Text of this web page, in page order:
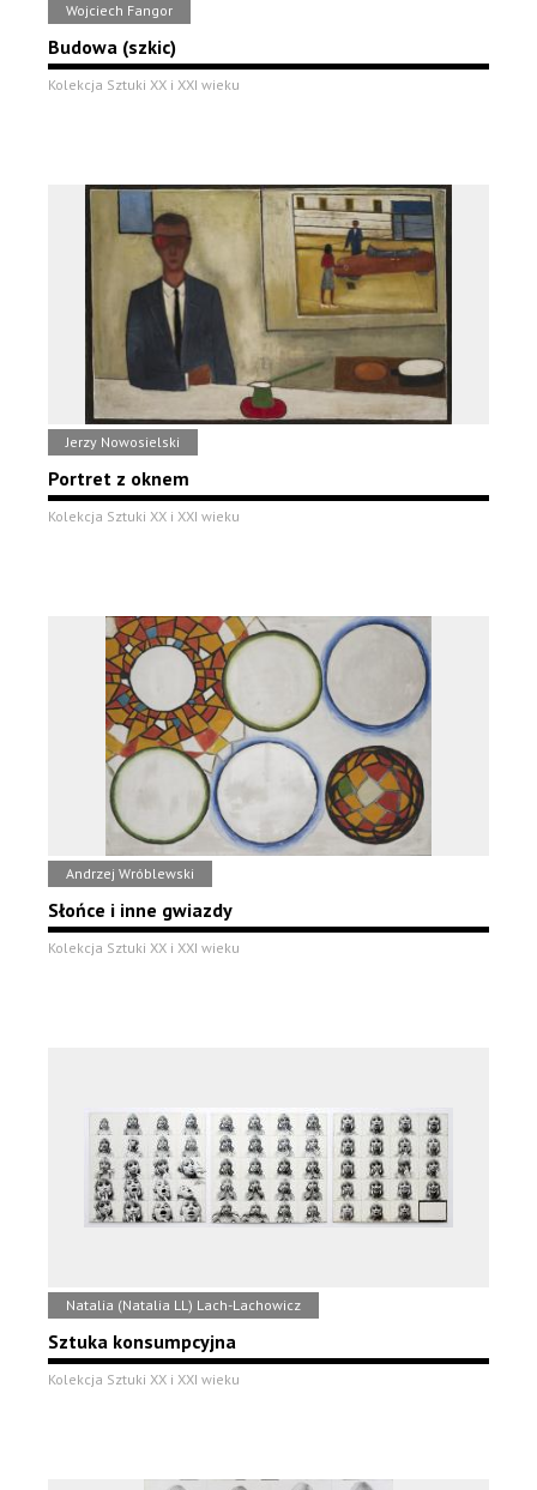
Wojciech Fangor
Budowa (szkic)
Kolekcja Sztuki XX i XXI wieku
Jerzy Nowosielski
Portret z oknem
Kolekcja Sztuki XX i XXI wieku
Andrzej Wróblewski
Słońce i inne gwiazdy
Kolekcja Sztuki XX i XXI wieku
Natalia (Natalia LL) Lach-Lachowicz
Sztuka konsumpcyjna
Kolekcja Sztuki XX i XXI wieku